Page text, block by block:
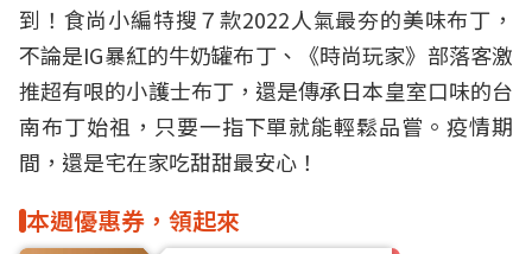
到！食尚小編特搜７款2022人氣最夯的美味布丁，
不論是IG暴紅的牛奶罐布丁、《時尚玩家》部落客激
推超有哏的小護士布丁，還是傳承日本皇室口味的台
南布丁始祖，只要一指下單就能輕鬆品嘗。疫情期
間，還是宅在家吃甜甜最安心！
本週優惠券，領起來